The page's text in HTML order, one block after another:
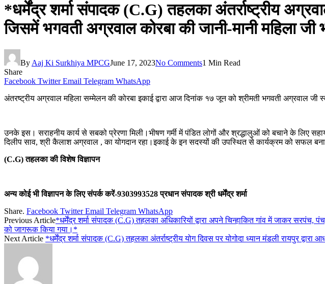
*धर्मेंद्र शर्मा संपादक (C.G) तहलका अंतर्राष्ट्रीय
जिसमें भगवती अग्रवाल कोरबा की जानी-मानी महिला जी
By Aaj Ki Surkhiya MPCGJune 17, 2023No Comments1 Min Read
Share
Facebook Twitter Email Telegram WhatsApp
अंतरष्ट्रीय अग्रवाल महिला सम्मेलन की कोरबा इकाई द्वारा आज दिनांक १७ जून को श्रीमती भगवती अग्रवाल जी
उनके इस। सराहनीय कार्य से सबको प्रेरणा मिली।भीषण गर्मी में पंडित लोगों और श्रद्धालुओं को बचाने के लिए
दिलीप साव, श्री कैलाश अग्रवाल , का योगदान रहा।इकाई के इन सदस्यों की उपस्थित से कार्यक्रम को सफल
(C.G) तहलका की विशेष विज्ञापन
अन्य कोई भी विज्ञापन के लिए संपर्क करें-9303993528 प्रधान संपादक श्री धर्मेंद्र शर्मा
Share. Facebook Twitter Email Telegram WhatsApp
Previous Article*धर्मेंद्र शर्मा संपादक (C.G) तहलका अधिकारियों द्वारा अपने चिन्हाकित गांव में जाकर सरपंच,
को जागरूक किया गया।*
Next Article *धर्मेंद्र शर्मा संपादक (C.G) तहलका अंतर्राष्ट्रीय योग दिवस पर योगोदा ध्यान मंडली रायपुर